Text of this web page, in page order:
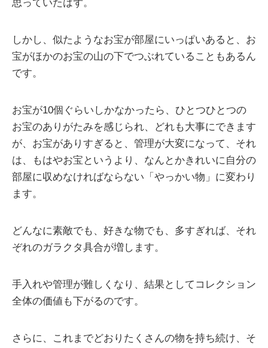
思っていたはず。
しかし、似たようなお宝が部屋にいっぱいあると、お
宝がほかのお宝の山の下でつぶれていることもあるん
です。
お宝が10個ぐらいしかなかったら、ひとつひとつの
お宝のありがたみを感じられ、どれも大事にできます
が、お宝がありすぎると、管理が大変になって、それ
は、もはやお宝というより、なんとかきれいに自分の
部屋に収めなければならない「やっかい物」に変わり
ます。
どんなに素敵でも、好きな物でも、多すぎれば、それ
ぞれのガラクタ具合が増します。
手入れや管理が難しくなり、結果としてコレクション
全体の価値も下がるのです。
さらに、これまでどおりたくさんの物を持ち続け、そ